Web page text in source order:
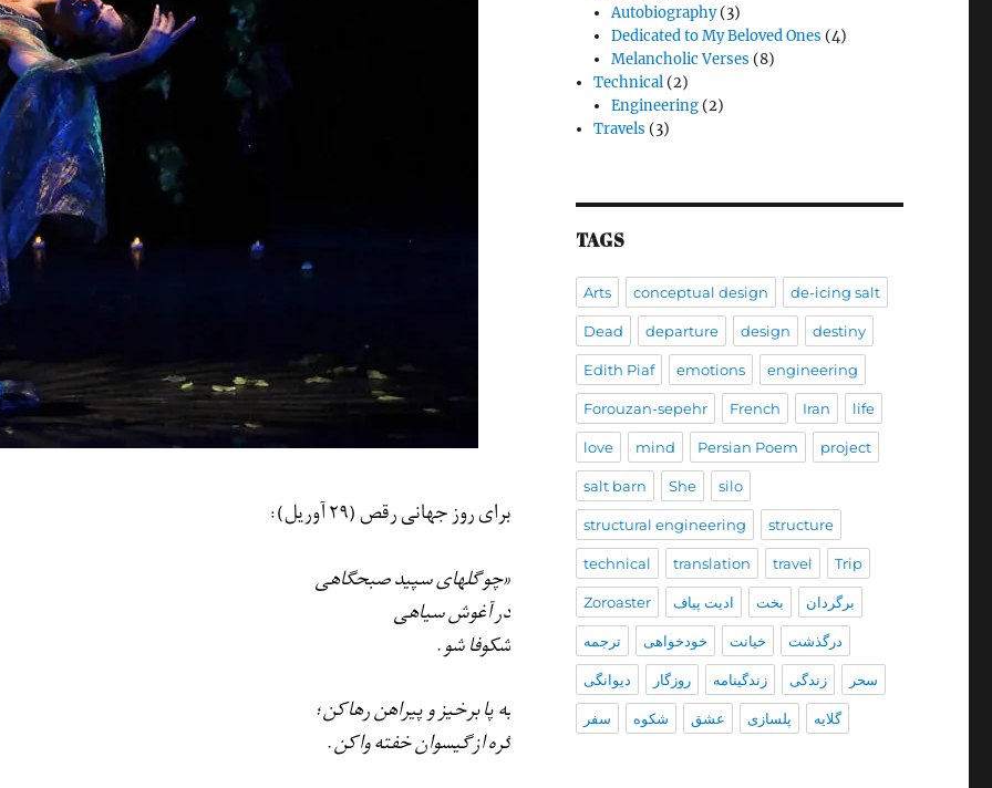
برای روز جهانی رقص (29 آوریل):
«چو گلهای سپید صبحگاهی
در آغوش سیاهی
شكوفا شو.
به پا برخیز و پیراهن رها كن؛
گره از گیسوان خفته وا كن.
Autobiography(3)
Dedicated to My Beloved Ones (4)
Melancholic Verses (8)
Technical (2)
Engineering (2)
Travels (3)
TAGS
Arts conceptual design de-icing salt
Dead departure design destiny
Edith Piaf emotions engineering
Forouzan-sepehr French Iran life
love mind Persian Poem project
salt barn She silo
structural engineering structure
technical translation travel Trip
Zoroaster ادیت پیاف بخت برگردان
ترجمه خودخواهی خیانت درگذشت
دیوانگی روزگار زندگينامه زندگی سحر
سفر شکوه عشق پلسازی گلایه